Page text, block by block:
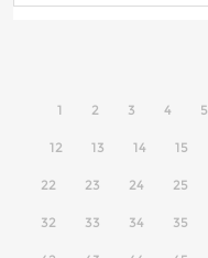
1 2 3 4 5
12 13 14 15
22 23 24 25
32 33 34 35